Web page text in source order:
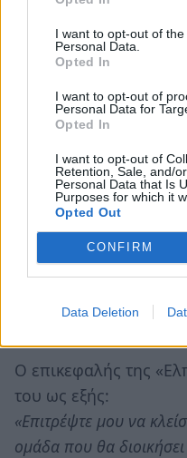
I want to opt-out of
Personal Data.
Opted In
I want to opt-out of
Personal Data for
Opted In
I want to opt-out of
Retention, Sale, and/
Personal Data that Is
Purposes for which it
Opted Out
CONFIRM
Data Deletion
της ασφάλειας της
κάποιων άλλων.
δεσμευθήκατε να
αναλάβετε τη διοίκηση
αποθήκες, στην ΔΕΥΑΣ
έμφαση στην
του δήμου Σπάρτης, 3)
αγροτικών προϊόντων
τα τοπικά τηλεοπτικά
συμμετοχή και τη
Ο επικεφαλής της
του ως εξής:
«Επιτρέψτε μου να
ομάδα που θα